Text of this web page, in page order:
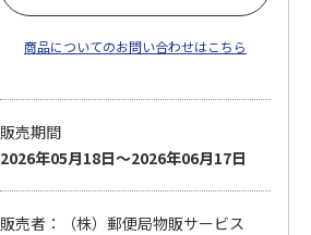
商品についてのお問い合わせはこちら
販売期間
2026年05月18日～2026年06月17日
販売者：（株）郵便局物販サービス